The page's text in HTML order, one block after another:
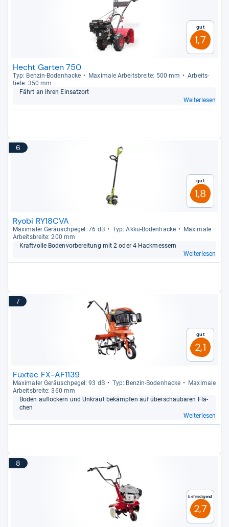
Gut
1,7
Hecht Garten 750
Typ: Ben­zin-​Boden­ha­cke Maxi­male Arbeits­breite: 500 mm
Arbeit­s­
tiefe: 350 mm
Fährt an ihren Ein­satzort
Weiterlesen
6
Gut
1,8
Ryobi RY18CVA
Maxi­ma­ler Geräusch­pe­gel: 76 dB Typ: Akku-​Boden­ha­cke
Maxi­male
Arbeits­breite: 200 mm
Kraft­volle Boden­vor­be­rei­tung mit 2 oder 4 Hack­mes­sern
Weiterlesen
7
Gut
2,1
Fuxtec FX-AF1139
Maxi­ma­ler Geräusch­pe­gel: 93 dB Typ: Ben­zin-​Boden­ha­cke
Maxi­male
Arbeits­breite: 360 mm
Boden auf­lo­ckern und Unkraut bekämp­fen auf über­schau­ba­ren Flä­
chen
Weiterlesen
8
Befriedigend
2,7